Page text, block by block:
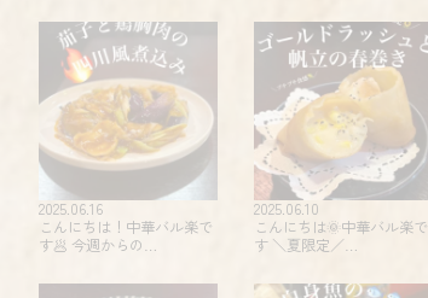
2025.06.16
こんにちは！中華バル楽で
す🥟 今週からの…
2025.06.10
こんにちは🌞中華バル楽で
す️ ＼夏限定️／…